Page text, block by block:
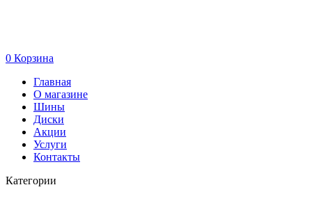
0 Корзина
Главная
О магазине
Шины
Диски
Акции
Услуги
Контакты
Категории